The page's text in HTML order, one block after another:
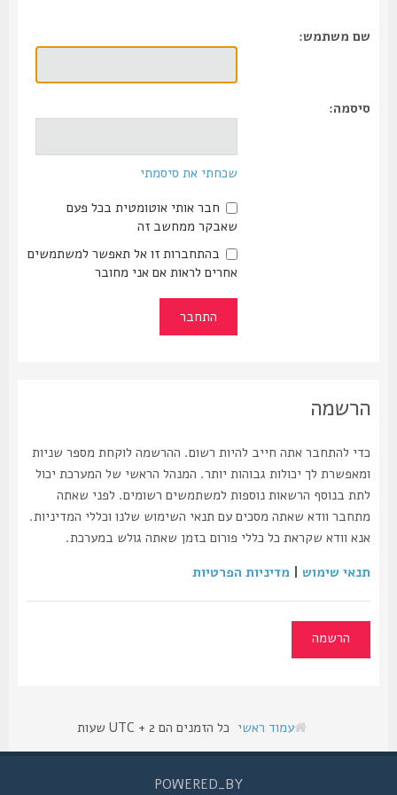
שם משתמש:
סיסמה:
שכחתי את סיסמתי
חבר אותי אוטומטית בכל פעם
שאבקר ממחשב זה
בהתחברות זו אל תאפשר למשתמשים
אחרים לראות אם אני מחובר
הרשמה
כדי להתחבר אתה חייב להיות רשום. ההרשמה לוקחת מספר שניות
ומאפשרת לך יכולות גבוהות יותר. המנהל הראשי של המערכת יכול
לתת בנוסף הרשאות נוספות למשתמשים רשומים. לפני שאתה
מתחבר וודא שאתה מסכים עם תנאי השימוש שלנו וכללי המדיניות.
אנא וודא שקראת כל כללי פורום בזמן שאתה גולש במערכת.
תנאי שימוש|מדיניות הפרטיות
הרשמה
עמוד ראשי כל הזמנים הם UTC + 2 שעות
POWERED_BY